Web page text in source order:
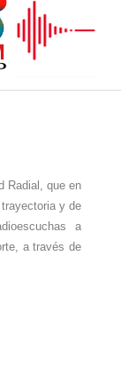
Radial, que en
y de
a
a través de